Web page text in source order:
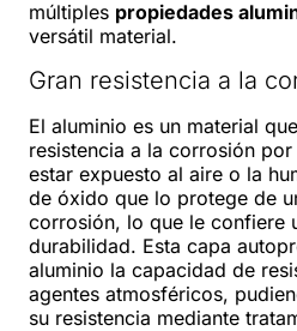
múltiples propiedades
versátil material.
Gran resistencia a la
El aluminio es un material
resistencia a la corrosión
estar expuesto al aire o la
de óxido que lo protege de
corrosión, lo que le confiere
durabilidad. Esta capa
aluminio la capacidad de
agentes atmosféricos,
su resistencia mediante